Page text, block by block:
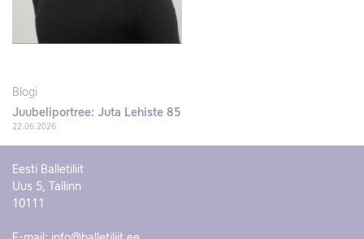
Blogi
Juubeliportree: Juta Lehiste 85
22.06.2026
Eesti Balletiliit
Uus 5, Tallinn
10111